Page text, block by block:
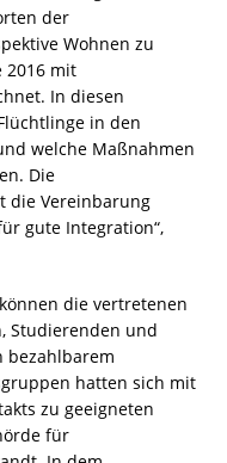
der
Wohnen zu
2016 mit
In diesen
in den
welche Maßnahmen
Die
die Vereinbarung
gute Integration“,
die vertretenen
Studierenden und
bezahlbarem
hatten sich mit
zu geeigneten
für